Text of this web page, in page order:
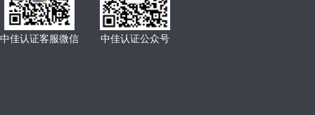
中佳认证客服微信 中佳认证公众号